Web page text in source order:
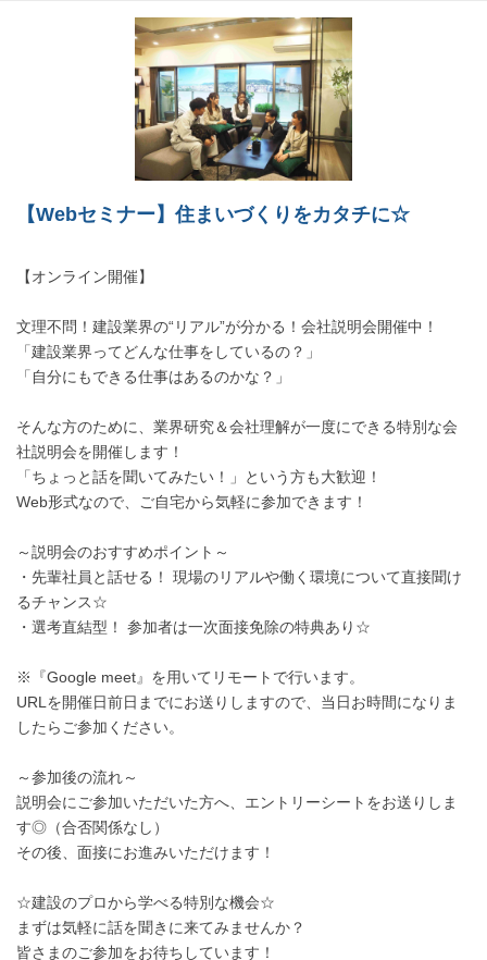
【Webセミナー】住まいづくりをカタチに☆
【オンライン開催】
文理不問！建設業界の“リアル”が分かる！会社説明会開催中！
「建設業界ってどんな仕事をしているの？」
「自分にもできる仕事はあるのかな？」
そんな方のために、業界研究＆会社理解が一度にできる特別な会
社説明会を開催します！
「ちょっと話を聞いてみたい！」という方も大歓迎！
Web形式なので、ご自宅から気軽に参加できます！
～説明会のおすすめポイント～
・先輩社員と話せる！ 現場のリアルや働く環境について直接聞け
るチャンス☆
・選考直結型！ 参加者は一次面接免除の特典あり☆
※『Google meet』を用いてリモートで行います。
URLを開催日前日までにお送りしますので、当日お時間になりま
したらご参加ください。
～参加後の流れ～
説明会にご参加いただいた方へ、エントリーシートをお送りしま
す◎（合否関係なし）
その後、面接にお進みいただけます！
☆建設のプロから学べる特別な機会☆
まずは気軽に話を聞きに来てみませんか？
皆さまのご参加をお待ちしています！